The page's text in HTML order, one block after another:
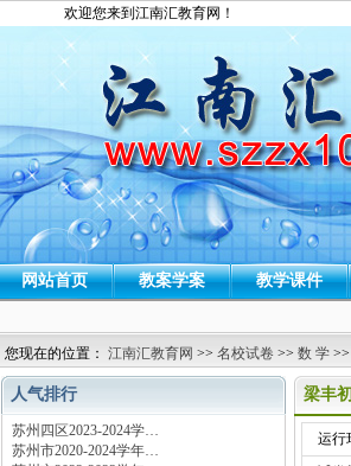
欢迎您来到江南汇教育网！
网站首页 教案学案 教学课件
您现在的位置： 江南汇教育网 >> 名校试卷 >> 数 学 >>
人气排行
苏州四区2023-2024学…
苏州市2020-2024学年…
梁丰
运行